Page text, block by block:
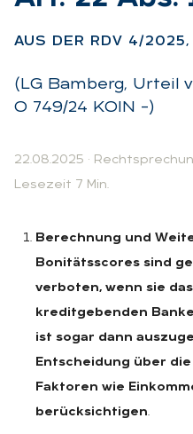
AUS DER RDV 4/
(LG Bamberg, Urteil
O 749/24 KOIN –)
22.08.2025 ·
Lesezeit 7 Min.
Berechnung und
Bonitätsscores sind
verboten, wenn sie
kreditgebenden
ist sogar dann
Entscheidung über
Faktoren wie
berücksichtigen.